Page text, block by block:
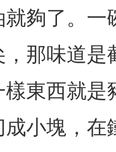
就夠了。一
，那味道
樣東西就是
成小塊，